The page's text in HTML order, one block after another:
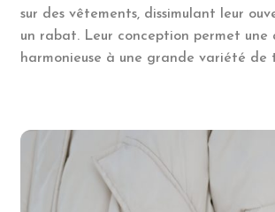
sur des vêtements, dissimulant leur
un rabat. Leur conception permet
harmonieuse à une grande variété de